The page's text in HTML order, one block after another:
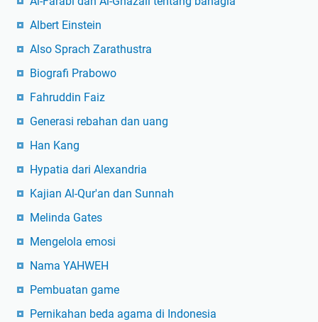
Albert Einstein
Also Sprach Zarathustra
Biografi Prabowo
Fahruddin Faiz
Generasi rebahan dan uang
Han Kang
Hypatia dari Alexandria
Kajian Al-Qur'an dan Sunnah
Melinda Gates
Mengelola emosi
Nama YAHWEH
Pembuatan game
Pernikahan beda agama di Indonesia